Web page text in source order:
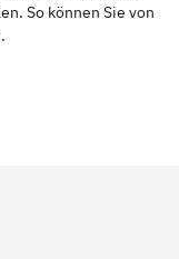
So können Sie von